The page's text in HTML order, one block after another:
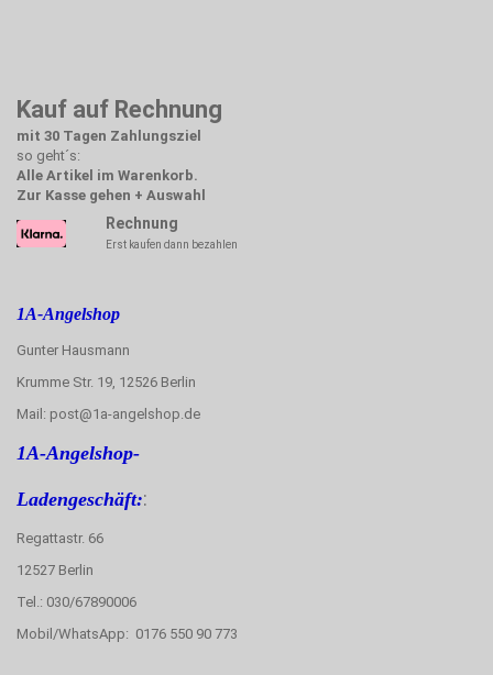
Kauf auf Rechnung
mit 30 Tagen Zahlungsziel
so geht´s:
Alle Artikel im Warenkorb.
Zur Kasse gehen + Auswahl
Rechnung
Erst kaufen dann bezahlen
1A-Angelshop
Gunter Hausmann
Krumme Str. 19, 12526 Berlin
Mail: post@1a-angelshop.de
1A-Angelshop-
Ladengeschäft::
Regattastr. 66
12527 Berlin
Tel.: 030/67890006
Mobil/WhatsApp: 0176 550 90 773